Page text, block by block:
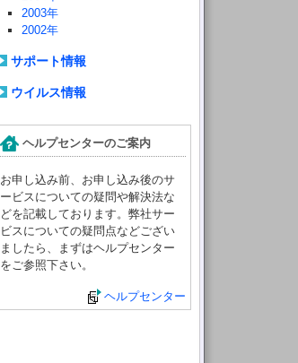
2003年
2002年
サポート情報
ウイルス情報
ヘルプセンターのご案内
お申し込み前、お申し込み後のサ
ービスについての疑問や解決法な
どを記載しております。弊社サー
ビスについての疑問点などござい
ましたら、まずはヘルプセンター
をご参照下さい。
ヘルプセンター